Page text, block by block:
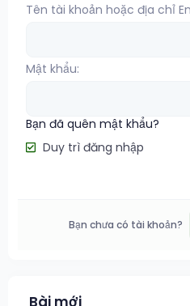
Tên tài khoản hoặc địa chỉ
Mật khẩu
Bạn đã quên mật khẩu?
Duy trì đăng nhập
Bạn chưa có tài khoản?
Bài mới